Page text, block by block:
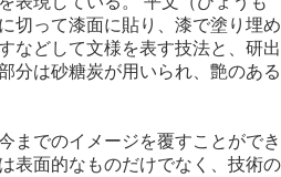
切って漆面に貼り、漆で塗り埋め
などして文様を表す技法と、研出
分は砂糖炭が用いられ、艶のある
までのイメージを覆すことができ
表面的なものだけでなく、技術の